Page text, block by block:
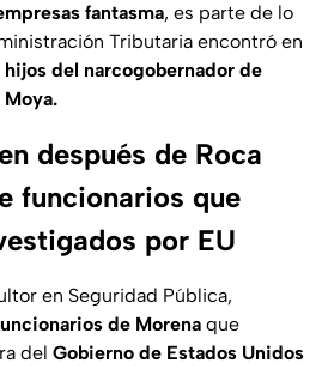
fantasma, es parte de lo
Tributaria encontró en
hijos del narcogobernador de
Moya.
después de Roca
funcionarios que
por EU
en Seguridad Pública,
de Morena que
del Gobierno de Estados Unidos